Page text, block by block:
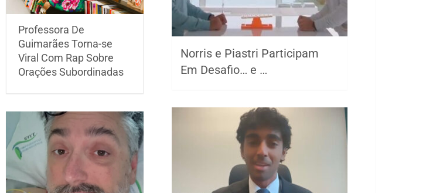
Professora De
Guimarães Torna-se
Viral Com Rap Sobre
Orações Subordinadas
Norris e Piastri Participam
Em Desafio… e …